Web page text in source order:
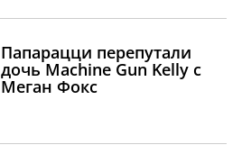
Папарацци перепутали
дочь Machine Gun Kelly с
Меган Фокс